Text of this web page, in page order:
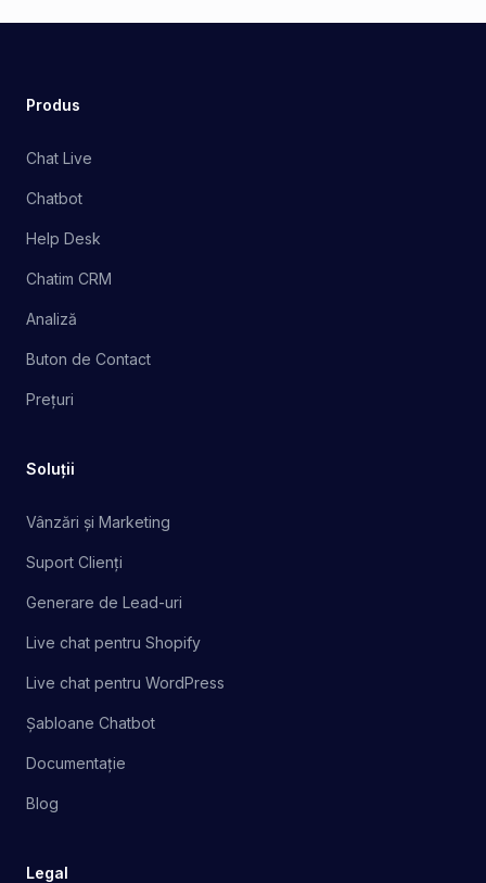
Produs
Chat Live
Chatbot
Help Desk
Chatim CRM
Analiză
Buton de Contact
Prețuri
Soluții
Vânzări și Marketing
Suport Clienți
Generare de Lead-uri
Live chat pentru Shopify
Live chat pentru WordPress
Șabloane Chatbot
Documentație
Blog
Legal